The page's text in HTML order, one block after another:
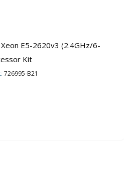
E5-2620v3 (2.4GHz/6-
Kit
726995-B21